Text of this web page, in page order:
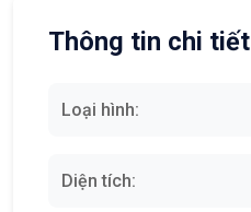
Thông tin chi tiết
Loại hình:
Diện tích: